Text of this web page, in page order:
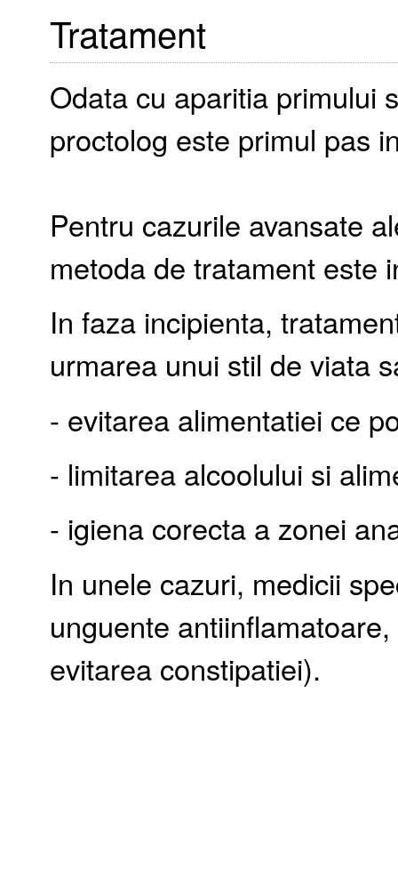
Tratament
Odata cu aparitia primului
proctolog este primul pas
Pentru cazurile avansate
metoda de tratament este
In faza incipienta,
urmarea unui stil de viata
- evitarea alimentatiei ce
- limitarea alcoolului si
- igiena corecta a zonei
In unele cazuri, medicii
unguente
evitarea constipatiei).